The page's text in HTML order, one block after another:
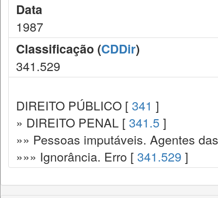
Data
1987
Classificação (CDDir)
341.529
DIREITO PÚBLICO [ 341 ]
» DIREITO PENAL [ 341.5 ]
»» Pessoas imputáveis. Agentes
»»» Ignorância. Erro [ 341.529 ]